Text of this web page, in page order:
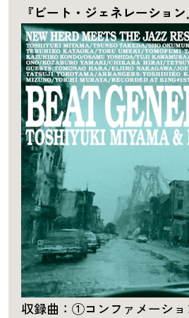
『ビート・ジェネレーショ
収録曲：①コンファメーシ